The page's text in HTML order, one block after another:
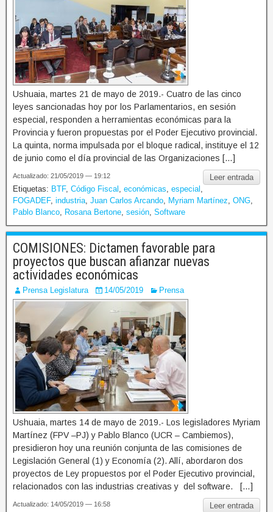
Ushuaia, martes 21 de mayo de 2019.- Cuatro de las cinco
leyes sancionadas hoy por los Parlamentarios, en sesión
especial, responden a herramientas económicas para la
Provincia y fueron propuestas por el Poder Ejecutivo provincial.
La quinta, norma impulsada por el bloque radical, instituye el 12
de junio como el día provincial de las Organizaciones […]
Leer entrada
Actualizado: 21/05/2019 — 19:12
Etiquetas: BTF, Código Fiscal económicas especial
FOGADEF, industria Juan Carlos Arcando Myriam Martínez ONG
Pablo Blanco
Rosana Bertone sesión Software
COMISIONES: Dictamen favorable para
proyectos que buscan afianzar nuevas
actividades económicas
Prensa Legislatura 14/05/2019 Prensa
Ushuaia, martes 14 de mayo de 2019.- Los legisladores Myriam
Martínez (FPV –PJ) y Pablo Blanco (UCR – Cambiemos),
presidieron hoy una reunión conjunta de las comisiones de
Legislación General (1) y Economía (2). Allí, abordaron dos
proyectos de Ley propuestos por el Poder Ejecutivo provincial,
relacionados con las industrias creativas y del software. […]
Leer entrada
Actualizado: 14/05/2019 — 16:58